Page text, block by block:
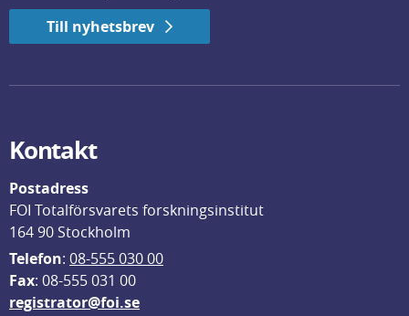
Till nyhetsbrev
Kontakt
Postadress
FOI Totalförsvarets forskningsinstitut
164 90 Stockholm
Telefon: 08-555 030 00
Fax: 08-555 031 00
registrator@foi.se